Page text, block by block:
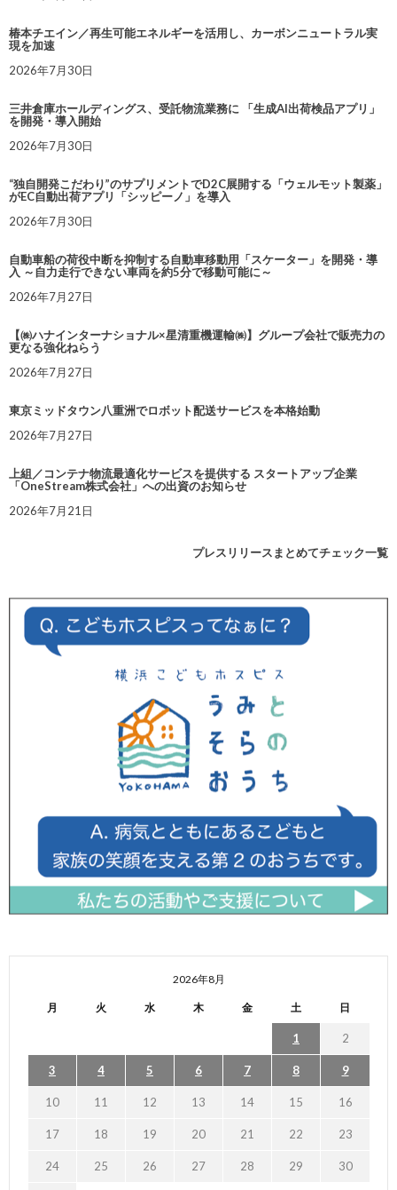
椿本チエイン／再生可能エネルギーを活用し、カーボンニュートラル実
現を加速
2026年7月30日
三井倉庫ホールディングス、受託物流業務に 「生成AI出荷検品アプリ」
を開発・導入開始
2026年7月30日
“独自開発こだわり”のサプリメントでD2C展開する「ウェルモット製薬」
がEC自動出荷アプリ「シッピーノ」を導入
2026年7月30日
自動車船の荷役中断を抑制する自動車移動用「スケーター」を開発・導
入 ～自力走行できない車両を約5分で移動可能に～
2026年7月27日
【㈱ハナインターナショナル×星清重機運輸㈱】グループ会社で販売力の
更なる強化ねらう
2026年7月27日
東京ミッドタウン八重洲でロボット配送サービスを本格始動
2026年7月27日
上組／コンテナ物流最適化サービスを提供する スタートアップ企業
「OneStream株式会社」への出資のお知らせ
2026年7月21日
プレスリリースまとめてチェック一覧
2026年8月
月 火 水 木 金 土 日
1 2
3 4 5 6 7 8 9
10 11 12 13 14 15 16
17 18 19 20 21 22 23
24 25 26 27 28 29 30